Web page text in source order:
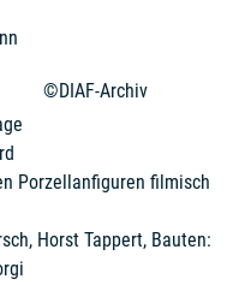
©DIAF-Archiv
Porzellanfiguren filmisch
Horst Tappert, Bauten: